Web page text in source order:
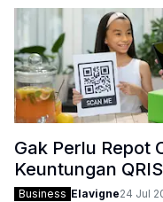
Balance di dunia kerja.
Gak Perlu Repot
Keuntungan
Business Elavigne24 Jul